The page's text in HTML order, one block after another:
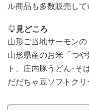
ル商品も多数販売して
見どころ
山形ご当地サーモンの
山形県産のお米「つ
ト、庄内豚うどん･そ
だだちゃ豆ソフトクリ